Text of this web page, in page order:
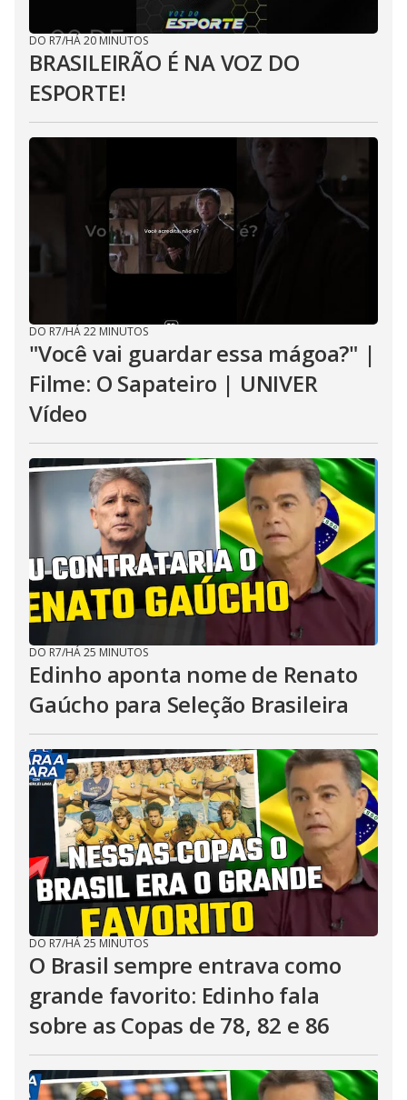
DO R7/HÁ 20 MINUTOS
BRASILEIRÃO É NA VOZ DO
ESPORTE!
DO R7/HÁ 22 MINUTOS
"Você vai guardar essa mágoa?" |
Filme: O Sapateiro | UNIVER
Vídeo
DO R7/HÁ 25 MINUTOS
Edinho aponta nome de Renato
Gaúcho para Seleção Brasileira
DO R7/HÁ 25 MINUTOS
O Brasil sempre entrava como
grande favorito: Edinho fala
sobre as Copas de 78, 82 e 86